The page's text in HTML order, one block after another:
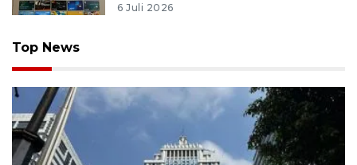
6 Juli 2026
Top News